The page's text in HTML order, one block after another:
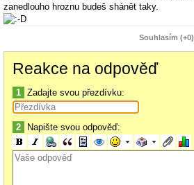
zanedlouho hroznu budeš shánět taky.
Souhlasím (+0)
Reakce na odpověď
1 Zadajte svou přezdívku:
2 Napište svou odpověď: